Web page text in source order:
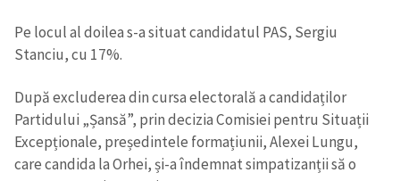
Pe locul al doilea s-a situat candidatul PAS, Sergiu
Stanciu, cu 17%.
După excluderea din cursa electorală a candidaților
Partidului „Șansă”, prin decizia Comisiei pentru Situații
Excepționale, președintele formațiunii, Alexei Lungu,
care candida la Orhei, și-a îndemnat simpatizanții să o